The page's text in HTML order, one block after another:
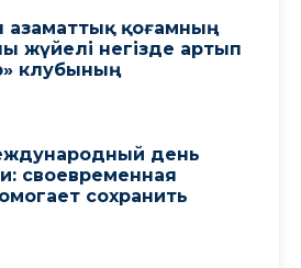
азаматтық қоғамның
жүйелі негізде артып
клубының
день
своевременная
сохранить